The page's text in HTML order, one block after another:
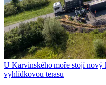
U Karvinského moře stojí nový
vyhlídkovou terasu